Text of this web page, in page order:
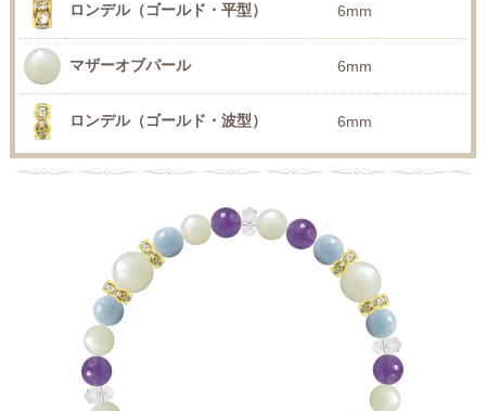
ロンデル（ゴールド・平型） 6mm
マザーオブパール 6mm
ロンデル（ゴールド・波型） 6mm